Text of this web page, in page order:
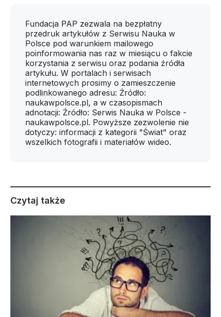
Fundacja PAP zezwala na bezpłatny
przedruk artykułów z Serwisu Nauka w
Polsce pod warunkiem mailowego
poinformowania nas raz w miesiącu o fakcie
korzystania z serwisu oraz podania źródła
artykułu. W portalach i serwisach
internetowych prosimy o zamieszczenie
podlinkowanego adresu: Źródło:
naukawpolsce.pl, a w czasopismach
adnotacji: Źródło: Serwis Nauka w Polsce -
naukawpolsce.pl. Powyższe zezwolenie nie
dotyczy: informacji z kategorii "Świat" oraz
wszelkich fotografii i materiałów wideo.
Czytaj także